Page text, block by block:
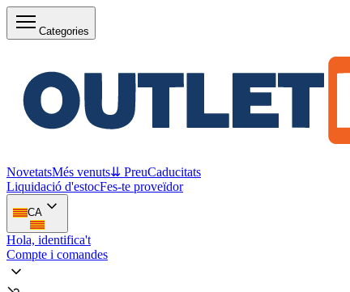
Categories
NovetatsMés venuts⇊ PreuCaducitats
Liquidació d'estocFes-te proveïdor
CA
Hola, identifica't
Compte i comandes